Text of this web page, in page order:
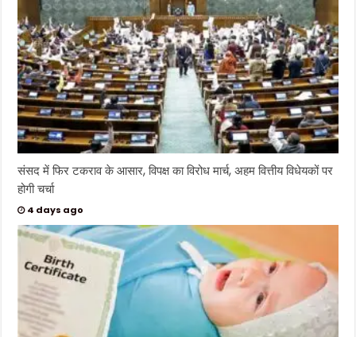
संसद में फिर टकराव के आसार, विपक्ष का विरोध मार्च, अहम वित्तीय विधेयकों पर
होगी चर्चा
4 days ago